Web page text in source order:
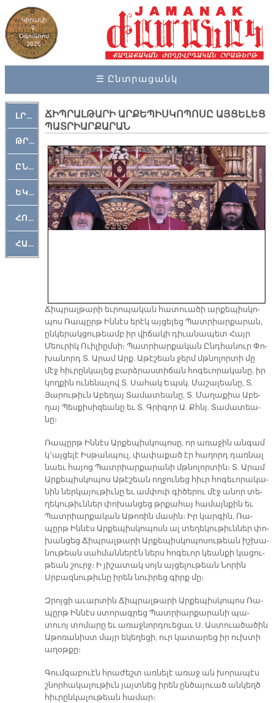
Կիրակի
9,
Օգոստոս
2026
☰ Ընտրացանկ
ԼՐԱՀՈՍ
ԹՐՔԱՀԱՅ ԿԵԱՆՔ
ԸՆԿԵՐԱՄՇԱԿՈՒԹԱՅԻՆ
ԵԿԵՂԵՑԱԿԱՆ
ՀՈԳԵՄՏԱՒՈՐ
ՀԱՐԹԱԿ
ՃԻՊՐԱԼԹԱՐԻ ԱՐՔԵՊԻՍԿՈՊՈՍԸ ԱՅՑԵԼԵՑ
ՊԱՏՐԻԱՐՔԱՐԱՆ
Ճիպ­րալ­թա­րի եւ­րո­պա­կան հա­տուա­ծի ար­քե­պիս­կո­
պոս Ռա­պըրթ Ին­նէս ե­րէկ այ­ցե­լեց Պատ­րիար­քա­րան,
ըն­կե­րակ­ցու­թեամբ իր վի­ճա­կի դի­ւա­նա­պետ Հայր
Մեու­րիկ Ո­ւի­լիըմ­սի։ Պատ­րիար­քա­կան Ընդ­հա­նուր Փո­
խա­նորդ Տ. Ա­րամ Արք. Ա­թէ­շեան ջերմ մթնո­լոր­տի մը
մէջ հիւ­րըն­կա­լեց բարձ­րաս­տի­ճան հո­գե­ւո­րա­կա­նը, իր
կող­քին ու­նե­նա­լով Տ. Սա­հակ Եպսկ. Մա­շա­լեա­նը, Տ.
Յա­րու­թիւն Ա­բե­ղայ Տա­մա­տեա­նը, Տ. Մա­ղա­քիա Ա­բե­
ղայ Պես­քի­սի­զեա­նը եւ Տ. Գրի­գոր Ա. Քհնյ. Տա­մա­տեա­
նը։
Ռա­պըրթ Ին­նէս Ար­քե­պիս­կո­պո­սը, որ ա­ռա­ջին ան­գամ
կ՚այ­ցե­լէ Իս­թան­պուլ, փա­փա­քած էր հա­ղորդ դառ­նալ
նաեւ հա­յոց Պատ­րիար­քա­րա­նի մթնո­լոր­տին։ Տ. Ա­րամ
Ար­քե­պիս­կո­պո­ս Ա­թէ­շեան ող­ջու­նեց հիւր հո­գե­ւո­րա­կա­
նին ներ­կա­յու­թիւ­նը եւ ամ­փոփ գի­ծե­րու մէջ ա­նոր տե­
ղե­կու­թիւն­ներ փո­խան­ցեց թրքա­հայ հա­մայն­քին եւ
Պատ­րիար­քա­կան Ա­թո­ռին մա­սին։ Իր կար­գին, Ռա­
պըրթ Ին­նէս Ար­քե­պիս­կո­պոսն ալ տե­ղե­կու­թիւն­ներ փո­
խան­ցեց Ճիպ­րալ­թա­րի Ար­քե­պիս­կո­պո­սու­թեան իշ­խա­
նու­թեան սահ­ման­նե­րէն ներս հո­գե­ւոր կեան­քի կա­ցու­
թեան շուրջ։ Ի յի­շա­տակ սոյն այ­ցե­լու­թեան Նո­րին
Սրբազ­նու­թիւ­նը ի­րեն նուի­րեց գիրք մը։
Զրոյ­ցի ա­ւար­տին Ճիպ­րալ­թա­րի Ար­քե­պիս­կո­պո­ս Ռա­
պըրթ Ին­նէս ստո­րագ­րեց Պատ­րիար­քա­րա­նի պա­
տուոյ տո­մա­րը եւ ա­ռաջ­նոր­դուե­ցաւ Ս. Աստուա­ծա­ծին
Ա­թո­ռա­նիստ մայր ե­կե­ղե­ցի, ուր կա­տա­րեց իր ուխ­տի
ա­ղօթ­քը։
Գում­գա­բուէն հրա­ժեշտ առ­նե­լէ ա­ռաջ ան խո­րա­պէս
շնոր­հա­կա­լու­թիւն յայտ­նեց ի­րեն ըն­ծա­յուած ան­կեղծ
հիւ­րըն­կա­լու­թեան հա­մար։